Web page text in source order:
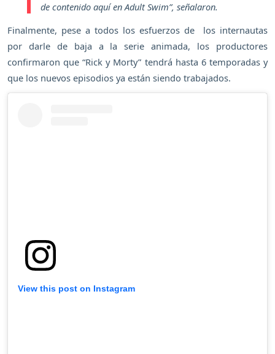
de contenido aquí en Adult Swim”, señalaron.
Finalmente, pese a todos los esfuerzos de los internautas
por darle de baja a la serie animada, los productores
confirmaron que “Rick y Morty” tendrá hasta 6 temporadas y
que los nuevos episodios ya están siendo trabajados.
View this post on Instagram